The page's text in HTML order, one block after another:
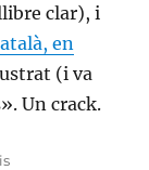
clar), i
en
(i va
Un crack.
a